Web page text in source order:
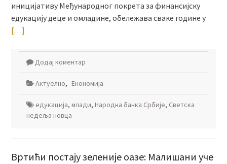
иницијативу Међународног покрета за финансијску
едукацију деце и омладине, обележава сваке године у
[…]
Додај коментар
Актуелно, Економија
едукација, млади, Народна банка Србије, Светска
недеља новца
Вртићи постају зеленије оазе: Малишани уче